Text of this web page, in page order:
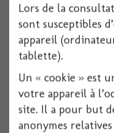
Lors de la
sont susceptibles
appareil
tablette).
Un « cookie » est
votre appareil à
site. Il a pour but
anonymes